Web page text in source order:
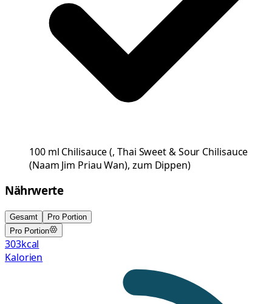
100 ml Chilisauce(, Thai Sweet & Sour Chilisauce
(Naam Jim Priau Wan), zum Dippen)
Nährwerte
Gesamt
Pro Portion
Pro Portion
303kcal
Kalorien